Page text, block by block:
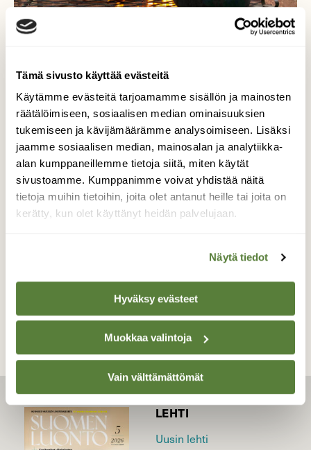
Tämä sivusto käyttää evästeitä
Käytämme evästeitä tarjoamamme sisällön ja mainosten
räätälöimiseen, sosiaalisen median ominaisuuksien
tukemiseen ja kävijämäärämme analysoimiseen. Lisäksi
jaamme sosiaalisen median, mainosalan ja analytiikka-
alan kumppaneillemme tietoja siitä, miten käytät
sivustoamme. Kumppanimme voivat yhdistää näitä
tietoja muihin tietoihin, joita olet antanut heille tai joita on
kerätty, kun olet käyttänyt heidän palvelujaan.
Näytä tiedot
Hyväksy evästeet
Muokkaa valintoja
Vain välttämättömät
Maistuis varmaan
sullekkin…😋
Säällä kuin säällä, maistuu aina kunnon
nokipannukaffet… Turku 13.12.2021
Valokuvaaja: Juhani Peltonen, Turku 13.12.2021
TAKAISIN LISTAAN
LEHTI
Uusin lehti